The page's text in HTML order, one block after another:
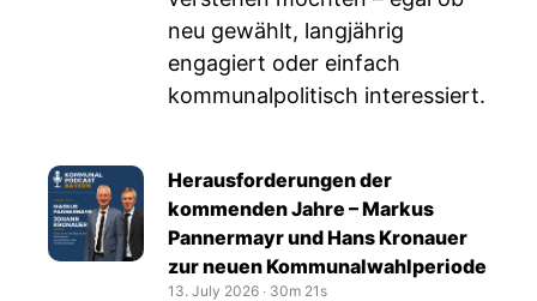
neu gewählt, langjährig
engagiert oder einfach
kommunalpolitisch interessiert.
Herausforderungen der
kommenden Jahre – Markus
Pannermayr und Hans Kronauer
zur neuen Kommunalwahlperiode
13. July 2026 ‧ 30m 21s